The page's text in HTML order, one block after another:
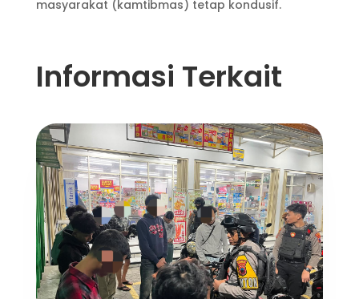
masyarakat (kamtibmas) tetap kondusif.
Informasi Terkait